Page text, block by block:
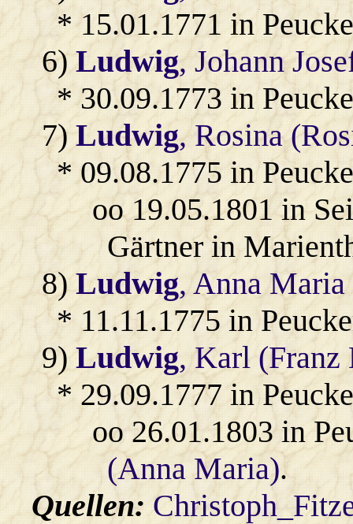
* 15.01.1771 in
6)Ludwig, Johann
* 30.09.1773 in
7)Ludwig, Rosina
* 09.08.1775 in
oo 19.05.1801 in
Gärtner in
8)Ludwig, Anna Maria
* 11.11.1775 in
9)Ludwig, Karl (Franz
* 29.09.1777 in
oo 26.01.1803 in
(Anna Maria).
Quellen: